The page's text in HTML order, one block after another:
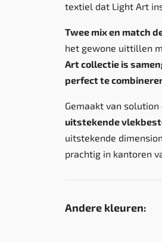
textiel dat Light Art
Twee mix en match
het gewone uittillen
Art collectie is
perfect te
Gemaakt van
uitstekende
uitstekende
prachtig in kantoren
Andere kleuren: